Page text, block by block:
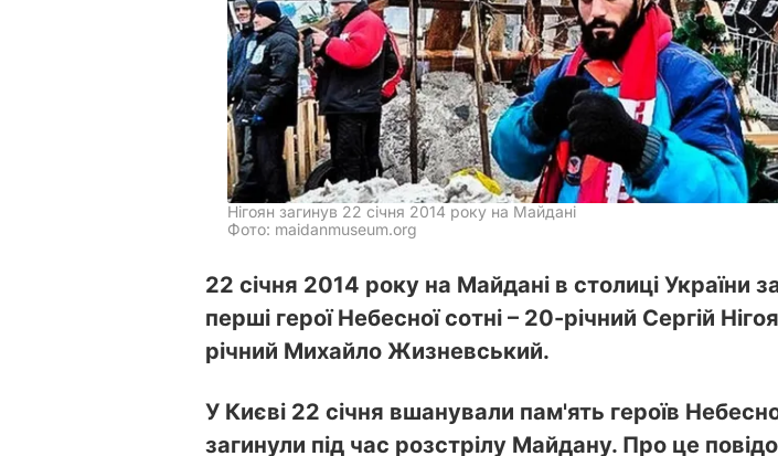
Нігоян загинув 22 січня 2014 року на Майдані
Фото: maidanmuseum.org
22 січня 2014 року на Майдані в столиці України
перші герої Небесної сотні – 20-річний Сергій
річний Михайло Жизневський.
У Києві 22 січня вшанували пам'ять героїв
загинули під час розстрілу Майдану. Про це